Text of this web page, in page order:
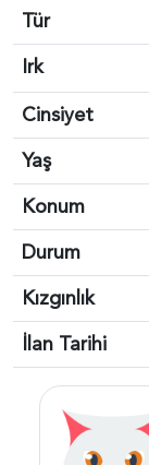
Tür
Irk
Cinsiyet
Yaş
Konum
Durum
Kızgınlık
İlan Tarihi